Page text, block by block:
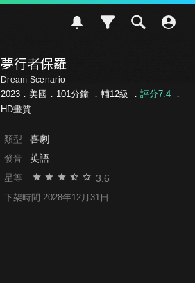
夢行者保羅
Dream Scenario
2023．美國．101分鐘 ． 輔12級 ． 評分7.4．
HD畫質
類型 喜劇
發音 英語
星等 3.6
下架時間 2028年12月31日